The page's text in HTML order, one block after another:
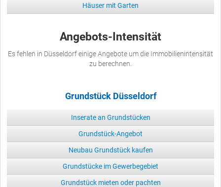
Häuser mit Garten
Angebots-Intensität
Es fehlen in Düsseldorf einige Angebote um die Immobilienintensität
zu berechnen.
Grundstück Düsseldorf
Inserate an Grundstücken
Grundstück-Angebot
Neubau Grundstück kaufen
Grundstücke im Gewerbegebiet
Grundstück mieten oder pachten